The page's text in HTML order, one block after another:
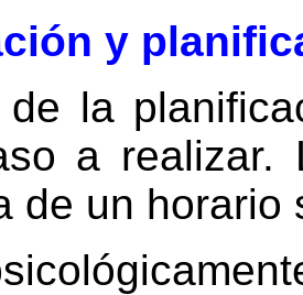
y
de la
a realizar.
de un horario